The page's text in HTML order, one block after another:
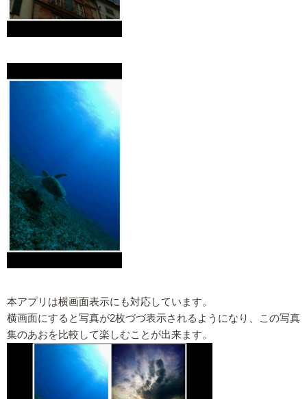
本アプリは横画面表示にも対応しています。
横画面にすると写真が2枚づづ表示されるようになり、この写真
集のあおを比較して楽しむことが出来ます。